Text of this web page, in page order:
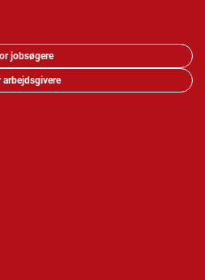
jobsøgere
arbejdsgivere